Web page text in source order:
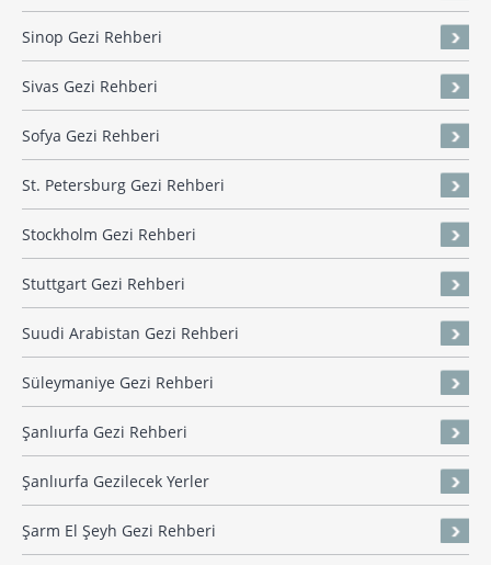
Sinop Gezi Rehberi
Sivas Gezi Rehberi
Sofya Gezi Rehberi
St. Petersburg Gezi Rehberi
Stockholm Gezi Rehberi
Stuttgart Gezi Rehberi
Suudi Arabistan Gezi Rehberi
Süleymaniye Gezi Rehberi
Şanlıurfa Gezi Rehberi
Şanlıurfa Gezilecek Yerler
Şarm El Şeyh Gezi Rehberi